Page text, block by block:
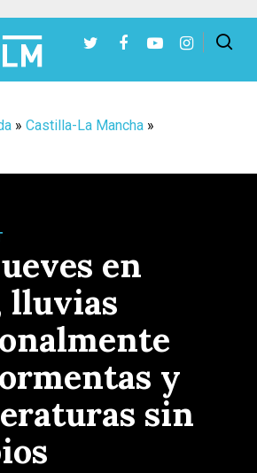
» Castilla-La Mancha »
en
lluvias
y
sin